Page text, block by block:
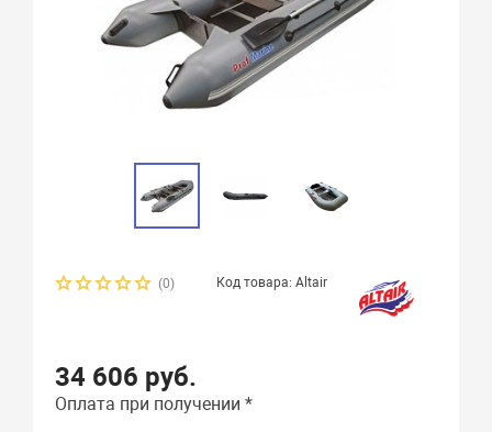
(0) Код товара: Altair
34 606 руб.
Оплата при получении *